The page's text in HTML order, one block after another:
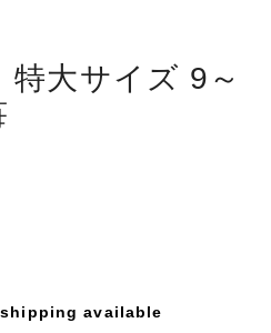
大サイズ 9～
available